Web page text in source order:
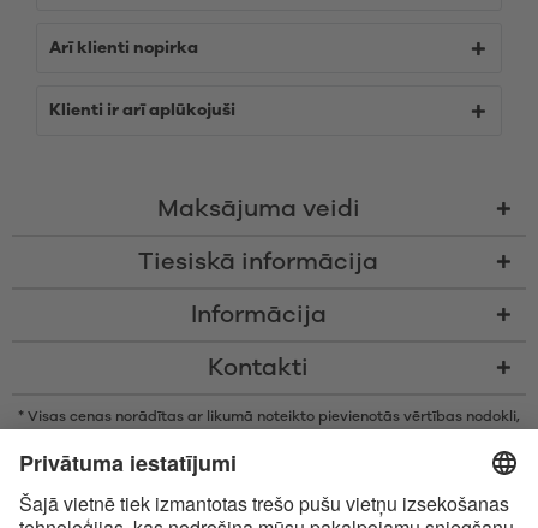
Arī klienti nopirka
Klienti ir arī aplūkojuši
Maksājuma veidi
Tiesiskā informācija
Informācija
Kontakti
* Visas cenas norādītas ar likumā noteikto pievienotās vērtības nodokli,
vien nav noteikts citādi
* Bluetooth® vārdiskā zīme un logotipi ir reģistrētas preču zīmes, kas